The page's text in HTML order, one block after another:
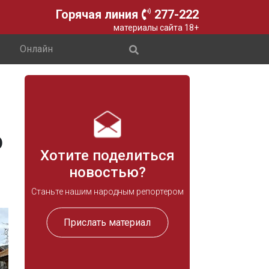
Горячая линия 277-222
материалы сайта 18+
Онлайн
Хотите поделиться
новостью?
Станьте нашим народным репортером
Прислать материал